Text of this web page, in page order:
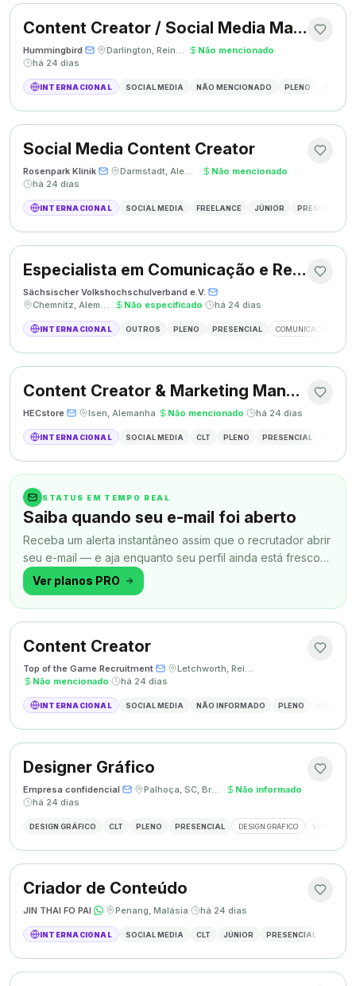
Content Creator / Social Media Manager
Hummingbird· · Darlington, Reino Unido · Não mencionado·
há 24 dias
INTERNACIONAL SOCIAL MEDIA NÃO MENCIONADO PLENO
Social Media Content Creator
Rosenpark Klinik· · Darmstadt, Alemanha · Não mencionado·
há 24 dias
INTERNACIONAL SOCIAL MEDIA FREELANCE JÚNIOR PRESENCIAL
Especialista em Comunicação e Relações Públicas
Sächsischer Volkshochschulverband e.V.·
·
Chemnitz, Alemanha · Não especificado· há 24 dias
INTERNACIONAL OUTROS PLENO PRESENCIAL COMUNICAÇÃO
Content Creator & Marketing Manager
HECstore· · Isen, Alemanha· Não mencionado· há 24 dias
INTERNACIONAL SOCIAL MEDIA CLT PLENO PRESENCIAL
STATUS EM TEMPO REAL
Saiba quando seu e-mail foi aberto
Receba um alerta instantâneo assim que o recrutador abrir
seu e-mail — e aja enquanto seu perfil ainda está fresco
na memória.
Ver planos PRO
Content Creator
Top of the Game Recruitment· · Letchworth, Reino Unido ·
Não mencionado· há 24 dias
INTERNACIONAL SOCIAL MEDIA NÃO INFORMADO PLENO
Designer Gráfico
Empresa confidencial· · Palhoça, SC, Brasil · Não informado·
há 24 dias
DESIGN GRÁFICO CLT PLENO PRESENCIAL DESIGN GRÁFICO VAGA
Criador de Conteúdo
JIN THAI FO PAI· · Penang, Malásia· há 24 dias
INTERNACIONAL SOCIAL MEDIA CLT JÚNIOR PRESENCIAL